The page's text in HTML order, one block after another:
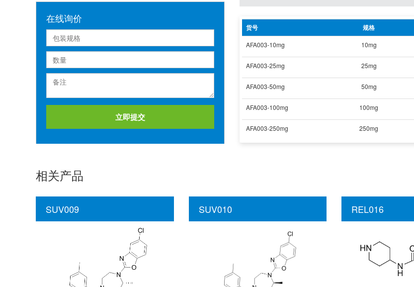
在线询价
立即提交
货号 规格
AFA003-10mg 10mg
AFA003-25mg 25mg
AFA003-50mg 50mg
AFA003-100mg 100mg
AFA003-250mg 250mg
相关产品
SUV009 SUV010 REL016